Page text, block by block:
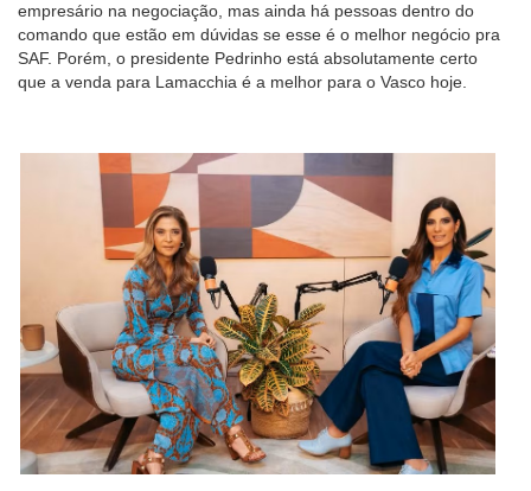
empresário na negociação, mas ainda há pessoas dentro do
comando que estão em dúvidas se esse é o melhor negócio pra
SAF. Porém, o presidente Pedrinho está absolutamente certo
que a venda para Lamacchia é a melhor para o Vasco hoje.